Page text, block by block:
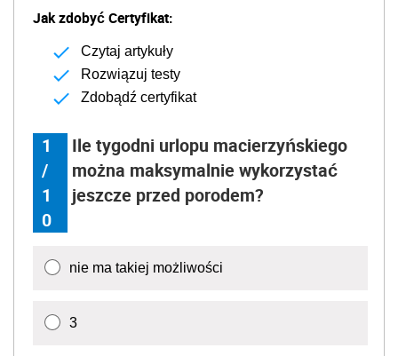
Jak zdobyć Certyfikat:
Czytaj artykuły
Rozwiązuj testy
Zdobądź certyfikat
1
/
1
0
Ile tygodni urlopu macierzyńskiego
można maksymalnie wykorzystać
jeszcze przed porodem?
nie ma takiej możliwości
3